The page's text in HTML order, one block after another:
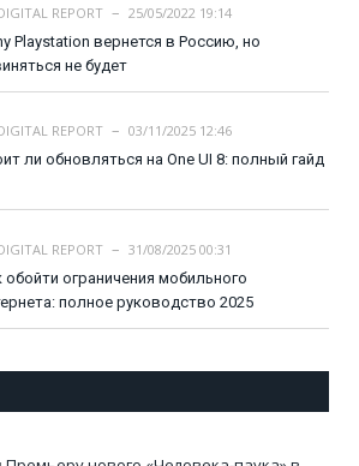
REPORT
25/05/2022 19:14
Playstation вернется в Россию, но
не будет
REPORT
03/11/2025 12:46
ли обновляться на One UI 8: полный гайд
REPORT
31/08/2025 00:31
обойти ограничения мобильного
полное руководство 2025